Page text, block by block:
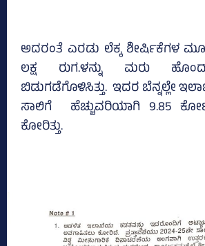
ಅದರಂತೆ ಎರಡು ಲೆಕ್ಕ ‍‍ಶೀರ್ಷಿಕೆಗಳ
ಲಕ್ಷ ರುಗ.ಳನ್ನು ಮರು
ಬಿಡುಗಡೆಗೊಳಿಸಿತ್ತು. ಇದರ ಬೆನ್ನಲ್ಲೇ
ಸಾಲಿಗೆ ಹೆಚ್ಚುವರಿಯಾಗಿ 9.85
ಕೋರಿತ್ತು.